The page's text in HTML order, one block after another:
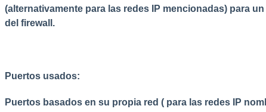
(alternativamente para las redes IP mencionadas) para
del firewall.
Puertos usados:
Puertos basados en su propia red ( para las redes IP